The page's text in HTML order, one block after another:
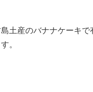
土産のバナナケーキで
。